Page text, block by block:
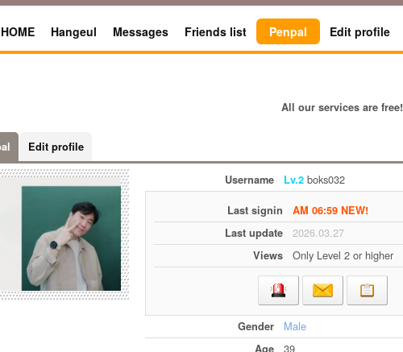
HOME Hangeul Messages Friends list Penpal Edit profile
All our services are free!
Edit profile
Username Lv.2 boks032
Last signin
AM 06:59 NEW!
Last update
2026.03.27
Views Only Level 2 or higher
Gender Male
Age 39